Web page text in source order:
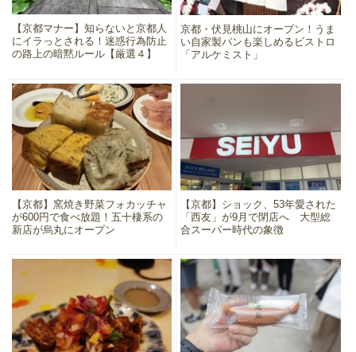
【京都マナー】知らないと京都人
にイラっとされる！迷惑行為防止
の路上の暗黙ルール【厳選４】
京都・伏見桃山にオープン！うま
い自家製パンも楽しめるビストロ
「アルケミスト」
【京都】窯焼き野菜フォカッチャ
が600円で食べ放題！五十棲系の
新店が烏丸にオープン
【京都】ショック、53年愛された
「西友」が9月で閉店へ 大型総
合スーパー時代の象徴